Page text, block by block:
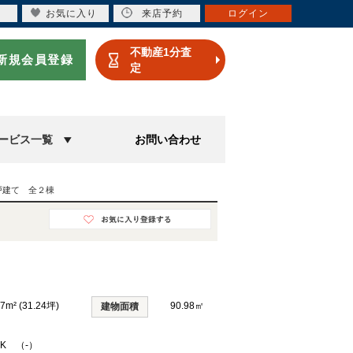
規会員登録
不動産1分査
定
ビス一覧 お問い合わせ
建て 全２棟
(31.24坪) 建物面積 90.98㎡
（-）
お気に入り 来店予約 ログイン